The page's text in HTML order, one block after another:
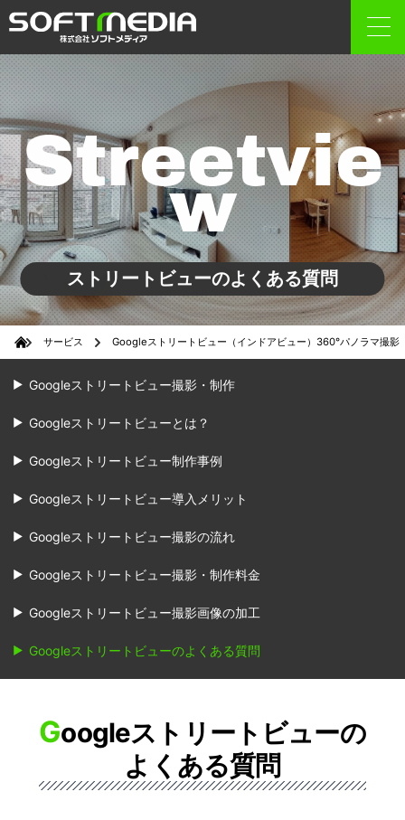
Streetvie
w
ストリートビューのよくある質問
サービス Googleストリートビュー（インドアビュー）360°パノラマ撮影
Googleストリートビュー撮影・制作
Googleストリートビューとは？
Googleストリートビュー制作事例
Googleストリートビュー導入メリット
Googleストリートビュー撮影の流れ
Googleストリートビュー撮影・制作料金
Googleストリートビュー撮影画像の加工
Googleストリートビューのよくある質問
Googleストリートビューの
よくある質問